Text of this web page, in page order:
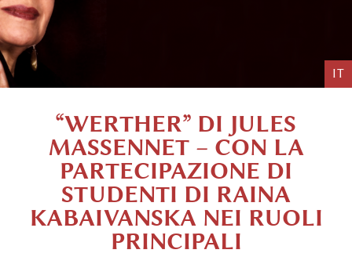
IT
“WERTHER” DI JULES
MASSENNET – CON LA
PARTECIPAZIONE DI
STUDENTI DI RAINA
KABAIVANSKA NEI RUOLI
PRINCIPALI